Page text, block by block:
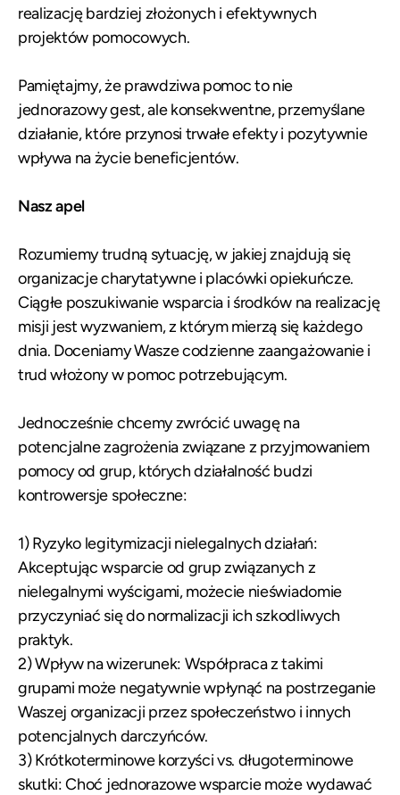
realizację bardziej złożonych i efektywnych
projektów pomocowych.
Pamiętajmy, że prawdziwa pomoc to nie
jednorazowy gest, ale konsekwentne, przemyślane
działanie, które przynosi trwałe efekty i pozytywnie
wpływa na życie beneficjentów.
Nasz apel
Rozumiemy trudną sytuację, w jakiej znajdują się
organizacje charytatywne i placówki opiekuńcze.
Ciągłe poszukiwanie wsparcia i środków na realizację
misji jest wyzwaniem, z którym mierzą się każdego
dnia. Doceniamy Wasze codzienne zaangażowanie i
trud włożony w pomoc potrzebującym.
Jednocześnie chcemy zwrócić uwagę na
potencjalne zagrożenia związane z przyjmowaniem
pomocy od grup, których działalność budzi
kontrowersje społeczne:
1) Ryzyko legitymizacji nielegalnych działań:
Akceptując wsparcie od grup związanych z
nielegalnymi wyścigami, możecie nieświadomie
przyczyniać się do normalizacji ich szkodliwych
praktyk.
2) Wpływ na wizerunek: Współpraca z takimi
grupami może negatywnie wpłynąć na postrzeganie
Waszej organizacji przez społeczeństwo i innych
potencjalnych darczyńców.
3) Krótkoterminowe korzyści vs. długoterminowe
skutki: Choć jednorazowe wsparcie może wydawać